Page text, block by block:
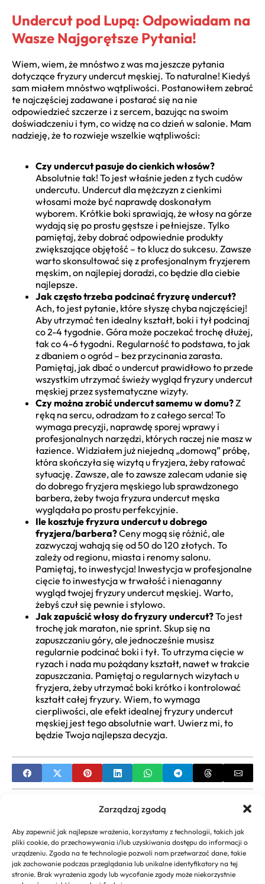
Zarządzaj zgodą
Aby zapewnić jak najlepsze wrażenia, korzystamy z technologii, takich jak
pliki cookie, do przechowywania i/lub uzyskiwania dostępu do informacji o
urządzeniu. Zgoda na te technologie pozwoli nam przetwarzać dane, takie
jak zachowanie podczas przeglądania lub unikalne identyfikatory na tej
stronie. Brak wyrażenia zgody lub wycofanie zgody może niekorzystnie
Undercut pod Lupą: Odpowiadam na
Wasze Najgorętsze Pytania!
Wiem, wiem, że mnóstwo z was ma jeszcze pytania
dotyczące fryzury undercut męskiej. To naturalne! Kiedyś
sam miałem mnóstwo wątpliwości. Postanowiłem zebrać
te najczęściej zadawane i postarać się na nie
odpowiedzieć szczerze i z sercem, bazując na swoim
doświadczeniu i tym, co widzę na co dzień w salonie. Mam
nadzieję, że to rozwieje wszelkie wątpliwości:
Czy undercut pasuje do cienkich włosów?
Absolutnie tak! To jest właśnie jeden z tych cudów
undercutu. Undercut dla mężczyzn z cienkimi
włosami może być naprawdę doskonałym
wyborem. Krótkie boki sprawiają, że włosy na górze
wydają się po prostu gęstsze i pełniejsze. Tylko
pamiętaj, żeby dobrać odpowiednie produkty
zwiększające objętość – to klucz do sukcesu. Zawsze
warto skonsultować się z profesjonalnym fryzjerem
męskim, on najlepiej doradzi, co będzie dla ciebie
najlepsze.
Jak często trzeba podcinać fryzurę undercut?
Ach, to jest pytanie, które słyszę chyba najczęściej!
Aby utrzymać ten idealny kształt, boki i tył podcinaj
co 2-4 tygodnie. Góra może poczekać trochę dłużej,
tak co 4-6 tygodni. Regularność to podstawa, to jak
z dbaniem o ogród – bez przycinania zarasta.
Pamiętaj, jak dbać o undercut prawidłowo to przede
wszystkim utrzymać świeży wygląd fryzury undercut
męskiej przez systematyczne wizyty.
Czy można zrobić undercut samemu w domu?Z
ręką na sercu, odradzam to z całego serca! To
wymaga precyzji, naprawdę sporej wprawy i
profesjonalnych narzędzi, których raczej nie masz w
łazience. Widziałem już niejedną „domową” próbę,
która skończyła się wizytą u fryzjera, żeby ratować
sytuację. Zawsze, ale to zawsze zalecam udanie się
do dobrego fryzjera męskiego lub sprawdzonego
barbera, żeby twoja fryzura undercut męska
wyglądała po prostu perfekcyjnie.
Ile kosztuje fryzura undercut u dobrego
fryzjera/barbera?Ceny mogą się różnić, ale
zazwyczaj wahają się od 50 do 120 złotych. To
zależy od regionu, miasta i renomy salonu.
Pamiętaj, to inwestycja! Inwestycja w profesjonalne
cięcie to inwestycja w trwałość i nienaganny
wygląd twojej fryzury undercut męskiej. Warto,
żebyś czuł się pewnie i stylowo.
Jak zapuścić włosy do fryzury undercut?To jest
trochę jak maraton, nie sprint. Skup się na
zapuszczaniu góry, ale jednocześnie musisz
regularnie podcinać boki i tył. To utrzyma cięcie w
ryzach i nada mu pożądany kształt, nawet w trakcie
zapuszczania. Pamiętaj o regularnych wizytach u
fryzjera, żeby utrzymać boki krótko i kontrolować
kształt całej fryzury. Wiem, to wymaga
cierpliwości, ale efekt idealnej fryzury undercut
męskiej jest tego absolutnie wart. Uwierz mi, to
będzie Twoja najlepsza decyzja.
Szybkie i Łatwe Fryzury na Co Dzień: Ponad 20
Inspiracji i Instrukcji Krok po Kroku
NEXT
Pasemka Blond na Włosach: Kompletny